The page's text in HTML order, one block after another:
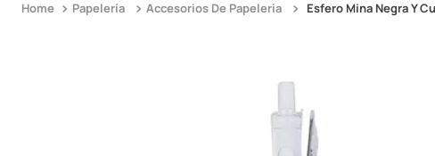
Papelería Accesorios De Papeleria Esfero Mina Negra Y
2 .
hello kitty